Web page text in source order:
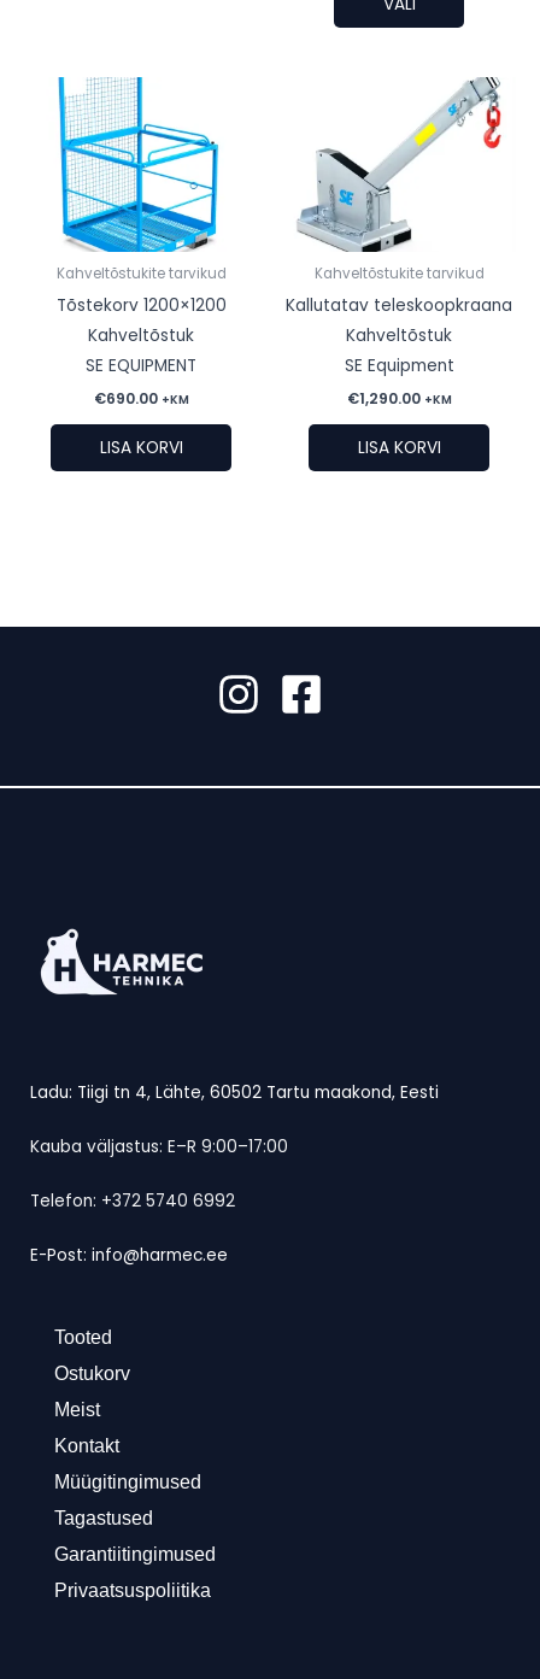
saab
teha
tootelehel.
mitu
varianti.
Valikuid
Kahveltõstukite tarvikud
Tõstekorv 1200×1200
Kahveltõstuk
SE EQUIPMENT
€690.00 +KM
LISA KORVI
Kahveltõstukite tarvikud
Kallutatav teleskoopkraana
Kahveltõstuk
SE Equipment
€1,290.00 +KM
LISA KORVI
Ladu: Tiigi tn 4, Lähte, 60502 Tartu maakond, Eesti
Kauba väljastus: E–R 9:00–17:00
Telefon: +372 5740 6992
E-Post: info@harmec.ee
Tooted
Ostukorv
Meist
Kontakt
Müügitingimused
Tagastused
Garantiitingimused
Privaatsuspoliitika